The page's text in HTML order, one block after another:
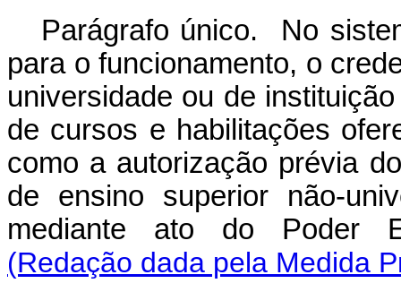
Parágrafo único. No
para o funcionamento, o
universidade ou de
de cursos e habilitações
como a autorização prévia
de ensino superior não-
mediante ato do Poder
(Redação dada pela Medida